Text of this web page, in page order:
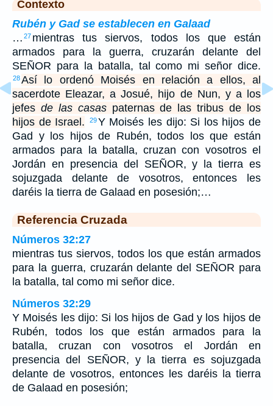
Contexto
Rubén y Gad se establecen en Galaad
… 27 mientras tus siervos, todos los que están
armados para la guerra, cruzarán delante del
SEÑOR para la batalla, tal como mi señor dice.
28Así lo ordenó Moisés en relación a ellos, al
sacerdote Eleazar, a Josué, hijo de Nun, y a los
jefes de las casaspaternas de las tribus de los
hijos de Israel.
29Y Moisés les dijo: Si los hijos de
Gad y los hijos de Rubén, todos los que están
armados para la batalla, cruzan con vosotros el
Jordán en presencia del SEÑOR, y la tierra es
sojuzgada delante de vosotros, entonces les
daréis la tierra de Galaad en posesión;…
Referencia Cruzada
Números 32:27
mientras tus siervos, todos los que están armados
para la guerra, cruzarán delante del SEÑOR para
la batalla, tal como mi señor dice.
Números 32:29
Y Moisés les dijo: Si los hijos de Gad y los hijos de
Rubén, todos los que están armados para la
batalla, cruzan con vosotros el Jordán en
presencia del SEÑOR, y la tierra es sojuzgada
delante de vosotros, entonces les daréis la tierra
de Galaad en posesión;